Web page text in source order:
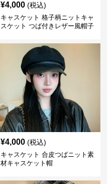
¥4,000 (税込)
キャスケット 格子柄ニットキャ
スケット つば付きレザー風帽子
¥4,000 (税込)
キャスケット 合皮つばニット素
材キャスケット帽